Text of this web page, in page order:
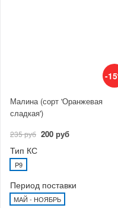
-
Малина (сорт 'Оранжевая
сладкая')
235 руб 200 руб
Тип КС
P9
Период поставки
МАЙ - НОЯБРЬ